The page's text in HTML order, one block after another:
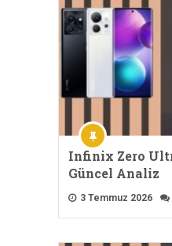
Infinix Zero
Güncel Analiz
3 Temmuz 2026